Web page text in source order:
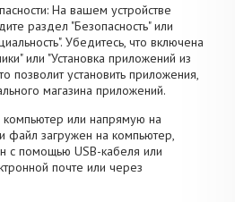
На вашем устройстве
раздел "Безопасность" или
Убедитесь, что включена
или "Установка приложений из
позволит установить приложения,
магазина приложений.
или напрямую на
файл загружен на компьютер,
с помощью USB-кабеля или
почте или через